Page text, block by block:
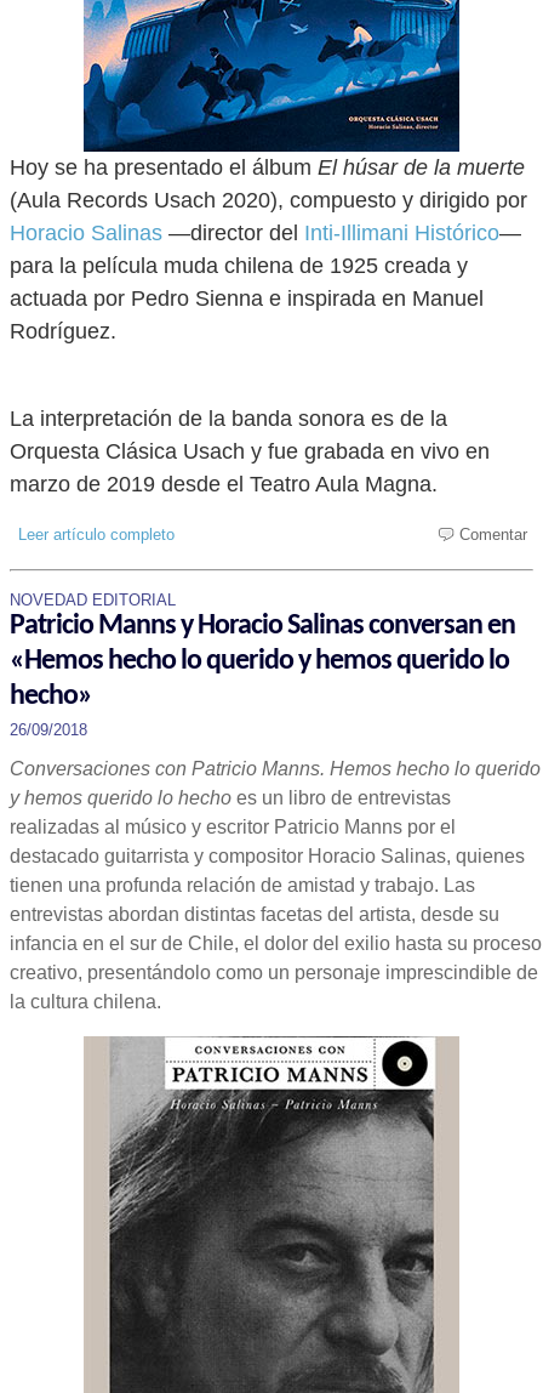
Hoy se ha presentado el álbum El húsar de la muerte
(Aula Records Usach 2020), compuesto y dirigido por
Horacio Salinas —director del Inti-Illimani Histórico—
para la película muda chilena de 1925 creada y
actuada por Pedro Sienna e inspirada en Manuel
Rodríguez.
La interpretación de la banda sonora es de la
Orquesta Clásica Usach y fue grabada en vivo en
marzo de 2019 desde el Teatro Aula Magna.
Leer artículo completo Comentar
NOVEDAD EDITORIAL
Patricio Manns y Horacio Salinas conversan en
«Hemos hecho lo querido y hemos querido lo
hecho»
26/09/2018
Conversaciones con Patricio Manns. Hemos hecho lo querido
y hemos querido lo hecho es un libro de entrevistas
realizadas al músico y escritor Patricio Manns por el
destacado guitarrista y compositor Horacio Salinas, quienes
tienen una profunda relación de amistad y trabajo. Las
entrevistas abordan distintas facetas del artista, desde su
infancia en el sur de Chile, el dolor del exilio hasta su proceso
creativo, presentándolo como un personaje imprescindible de
la cultura chilena.